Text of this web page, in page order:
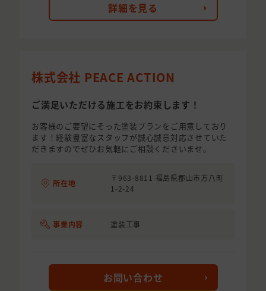
詳細を見る
株式会社 PEACE ACTION
ご満足いただける施工をお約束します！
お客様のご要望にそった塗装プランをご用意しており
ます！経験豊富なスタッフが誠心誠意対応させていた
だきますのでぜひお気軽にご相談くださいませ。
所在地
〒963-8811 福島県郡山市方八町
1-2-24
事業内容 塗装工事
お問い合わせ